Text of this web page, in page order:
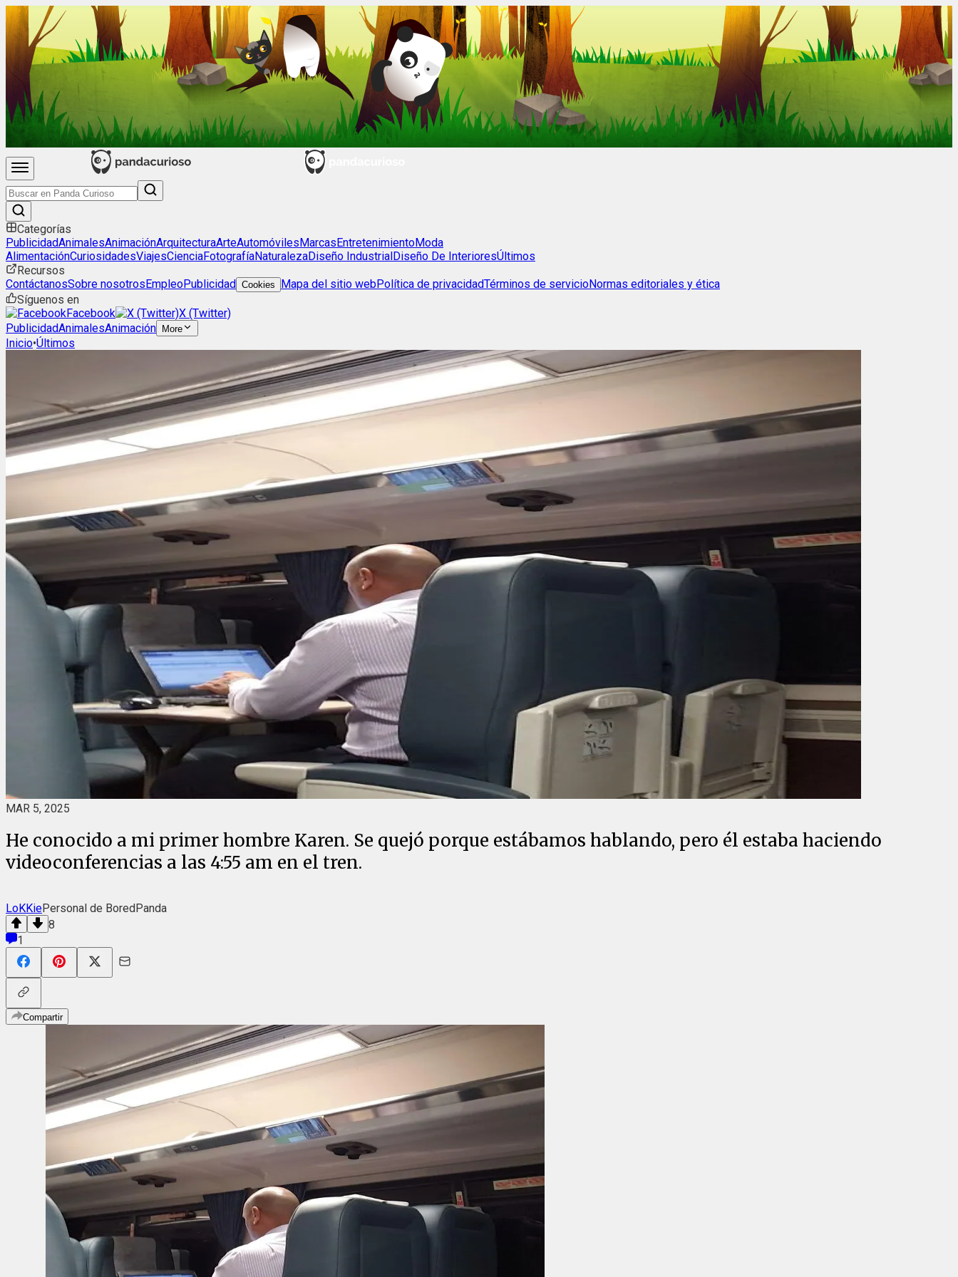
Categorías
PublicidadAnimalesAnimaciónArquitecturaArteAutomóvilesMarcasEntretenimientoModa
AlimentaciónCuriosidadesViajesCienciaFotografíaNaturalezaDiseño IndustrialDiseño De InterioresÚltimos
Recursos
ContáctanosSobre nosotrosEmpleoPublicidad Cookies Mapa del sitio webPolítica de privacidadTérminos de servicioNormas editoriales y ética
Síguenos en
Facebook
X (Twitter)
PublicidadAnimalesAnimación More
Inicio•Últimos
MAR 5, 2025
He conocido a mi primer hombre Karen. Se quejó porque estábamos hablando, pero él estaba haciendo
videoconferencias a las 4:55 am en el tren.
LoKKiePersonal de BoredPanda
8
1
Compartir